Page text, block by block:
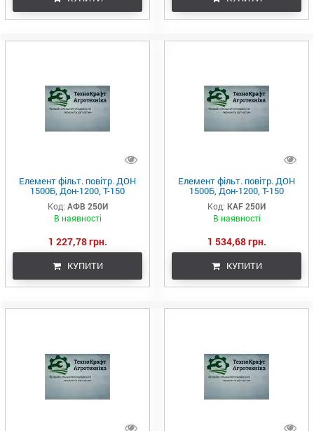
Елемент фільт. повітр. ДОН
1500Б, Дон-1200, Т-150
(дв.ЯМЗ-238) <ТМ
Автофільтр> (Фенікс, Україна)
Код: АФВ 250И
В наявності
1 227,78 грн.
КУПИТИ
Елемент фільт. повітр. ДОН
1500Б, Дон-1200, Т-150
(дв.ЯМЗ-238) <ТМ KRAFT>
(Фенікс, Україна)
Код: KAF 250И
В наявності
1 534,68 грн.
КУПИТИ